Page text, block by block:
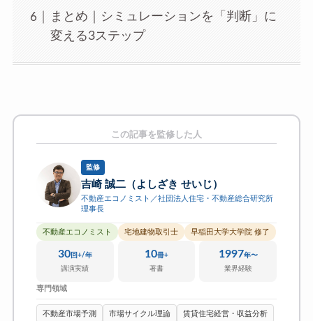
まとめ｜シミュレーションを「判断」に
変える3ステップ
この記事を監修した人
監修
吉崎 誠二（よしざき せいじ）
不動産エコノミスト／社団法人住宅・不動産総合研究所
理事長
不動産エコノミスト 宅地建物取引士 早稲田大学大学院 修了
30回+/年
講演実績
10冊+
著書
1997年〜
業界経験
専門領域
不動産市場予測 市場サイクル理論 賃貸住宅経営・収益分析